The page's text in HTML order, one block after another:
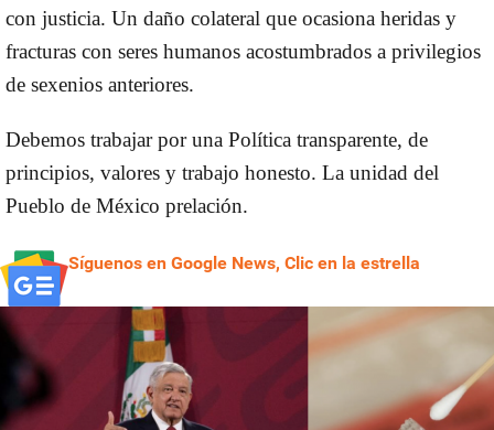
con justicia. Un daño colateral que ocasiona heridas y
fracturas con seres humanos acostumbrados a privilegios
de sexenios anteriores.
Debemos trabajar por una Política transparente, de
principios, valores y trabajo honesto. La unidad del
Pueblo de México prelación.
Síguenos en Google News, Clic en la estrella